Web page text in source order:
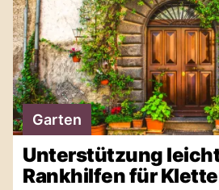
Garten
Unterstützung
Rankhilfen für